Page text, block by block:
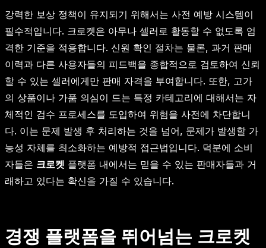
강력한 보상 정책이 유지되기 위해서는 사전 예방 시스템이
필수적입니다. 크로켓은 아무나 셀러로 활동할 수 없도록 엄
격한 기준을 적용합니다. 신원 확인 절차는 물론, 과거 판매
이력과 다른 사용자들의 피드백을 종합적으로 검토하여 신뢰
할 수 있는 셀러에게만 판매 자격을 부여합니다. 또한, 고가
의 상품이나 가품 의심이 드는 특정 카테고리에 대해서는 자
체적인 검수 프로세스를 도입하여 위험을 사전에 차단합니
다. 이는 문제 발생 후 처리하는 것을 넘어, 문제가 발생할 가
능성 자체를 최소화하는 예방적 접근법입니다. 덕분에 소비
자들은 크로켓 플랫폼 내에서는 믿을 수 있는 판매자들과 거
래하고 있다는 확신을 가질 수 있습니다.
경쟁 플랫폼을 뛰어넘는 크로켓